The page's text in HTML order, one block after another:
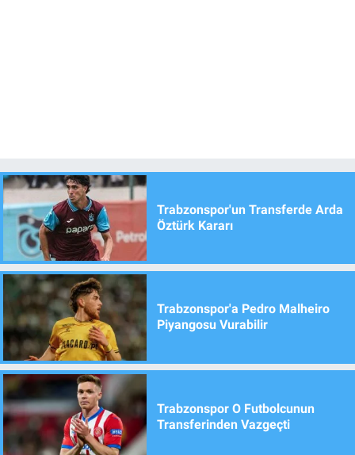
Trabzonspor'un Transferde Arda
Öztürk Kararı
Trabzonspor'a Pedro Malheiro
Piyangosu Vurabilir
Trabzonspor O Futbolcunun
Transferinden Vazgeçti